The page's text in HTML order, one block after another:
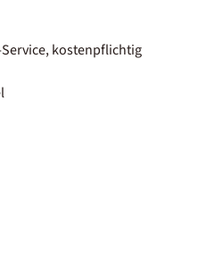
kostenpflichtig